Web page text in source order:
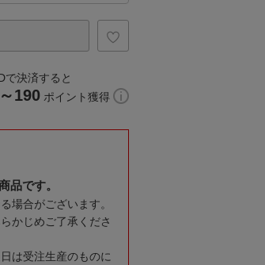
で決済すると
190 ポイント獲得
品です。
場合がございます。
かじめご了承くださ
は受注生産のものに